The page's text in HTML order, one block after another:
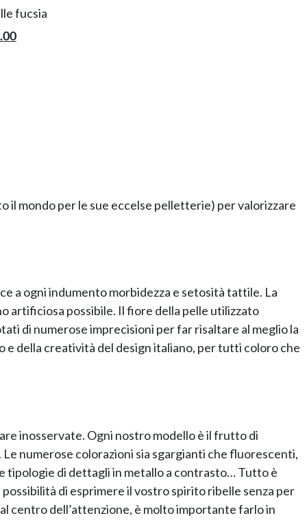
fucsia
mondo per le sue eccelse pelletterie) per valorizzare
a ogni indumento morbidezza e setosità tattile. La
artificiosa possibile. Il fiore della pelle utilizzato
di numerose imprecisioni per far risaltare al meglio la
e della creatività del design italiano, per tutti coloro che
inosservate. Ogni nostro modello è il frutto di
numerose colorazioni sia sgargianti che fluorescenti,
tipologie di dettagli in metallo a contrasto… Tutto è
di esprimere il vostro spirito ribelle senza per
centro dell’attenzione, è molto importante farlo in